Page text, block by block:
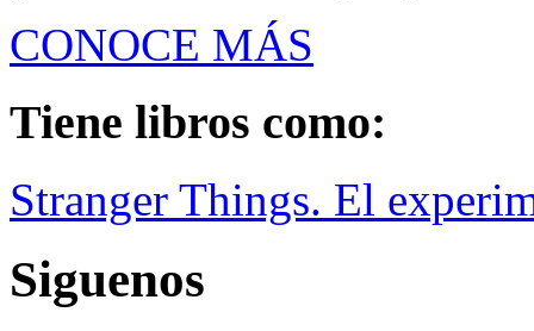
CONOCE MÁS
Tiene libros como:
Stranger Things. El
Siguenos